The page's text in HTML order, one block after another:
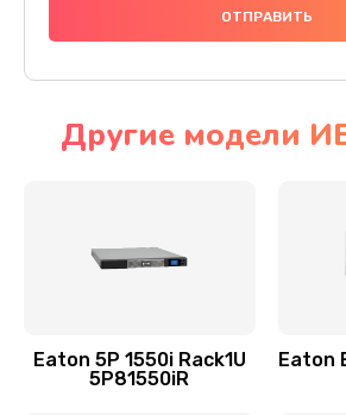
Другие модели
Eaton 5P 1550i Rack1U
5P81550iR
Eaton